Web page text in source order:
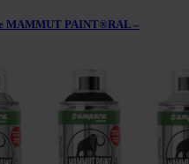
MAMMUT PAINT®RAL –